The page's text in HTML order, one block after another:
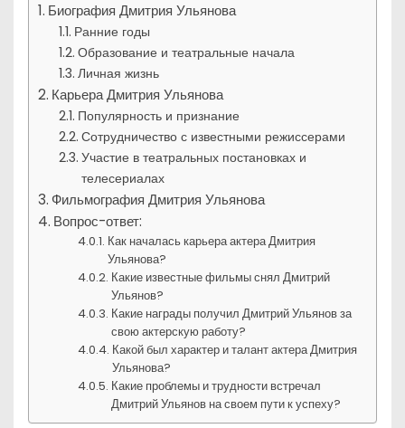
Биография Дмитрия Ульянова
Ранние годы
Образование и театральные начала
Личная жизнь
Карьера Дмитрия Ульянова
Популярность и признание
Сотрудничество с известными режиссерами
Участие в театральных постановках и
телесериалах
Фильмография Дмитрия Ульянова
Вопрос-ответ:
Как началась карьера актера Дмитрия
Ульянова?
Какие известные фильмы снял Дмитрий
Ульянов?
Какие награды получил Дмитрий Ульянов за
свою актерскую работу?
Какой был характер и талант актера Дмитрия
Ульянова?
Какие проблемы и трудности встречал
Дмитрий Ульянов на своем пути к успеху?